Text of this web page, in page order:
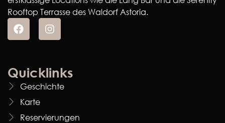
Rooftop Terrasse des Waldorf Astoria.
Quicklinks
Geschichte
Karte
Reservierungen